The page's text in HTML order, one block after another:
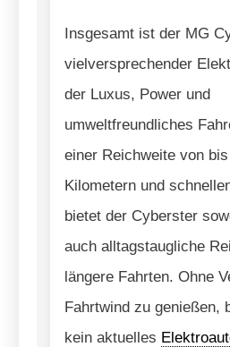
Insgesamt ist der MG
vielversprechender
der Luxus, Power und
umweltfreundliches
einer Reichweite von
Kilometern und
bietet der Cyberster
auch alltagstaugliche
längere Fahrten. Ohne
Fahrtwind zu genießen,
kein aktuelles